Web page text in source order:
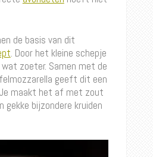
de basis van dit
. Door het kleine schepje
zoeter. Samen met de
geeft dit een
maakt het af met zout
gekke bijzondere kruiden